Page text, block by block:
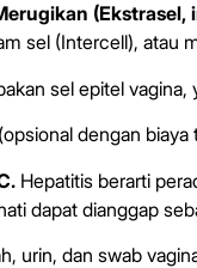
(Ekstrasel,
sel (Intercell), atau
sel epitel
(opsional dengan biaya
Hepatitis berarti
dapat dianggap
urin, dan swab